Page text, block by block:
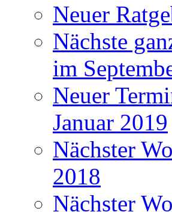
Neuer
Nächste
im
Neuer
Januar 2019
Nächster
2018
Nächster